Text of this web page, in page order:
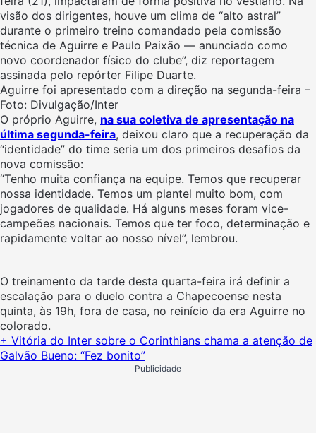
visão dos dirigentes, houve um clima de “alto astral”
durante o primeiro treino comandado pela comissão
técnica de Aguirre e Paulo Paixão — anunciado como
novo coordenador físico do clube”, diz reportagem
assinada pelo repórter Filipe Duarte.
Aguirre foi apresentado com a direção na segunda-feira –
Foto: Divulgação/Inter
O próprio Aguirre, na sua coletiva de apresentação na
última segunda-feira, deixou claro que a recuperação da
“identidade” do time seria um dos primeiros desafios da
nova comissão:
“Tenho muita confiança na equipe. Temos que recuperar
nossa identidade. Temos um plantel muito bom, com
jogadores de qualidade. Há alguns meses foram vice-
campeões nacionais. Temos que ter foco, determinação e
rapidamente voltar ao nosso nível”, lembrou.
O treinamento da tarde desta quarta-feira irá definir a
escalação para o duelo contra a Chapecoense nesta
quinta, às 19h, fora de casa, no reinício da era Aguirre no
colorado.
+ Vitória do Inter sobre o Corinthians chama a atenção de
Galvão Bueno: “Fez bonito”
Publicidade